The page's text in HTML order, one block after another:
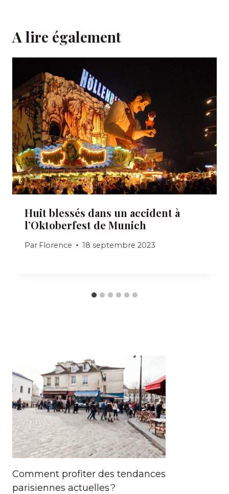
A lire également
Huit blessés dans un accident à
l’Oktoberfest de Munich
Par Florence 18 septembre 2023
Comment profiter des tendances
parisiennes actuelles ?